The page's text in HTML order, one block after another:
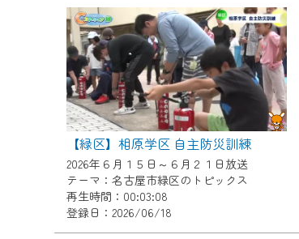
【緑区】相原学区 自主防災訓練
2026年６月１５日～６月２１日放送
テーマ：名古屋市緑区のトピックス
再生時間：00:03:08
登録日：2026/06/18
＜メンテナンス情報＞
CCNetWebTVのリニ
日時 9/24 9:30～16:30
作業の間は、
ご不便をおかけいたし